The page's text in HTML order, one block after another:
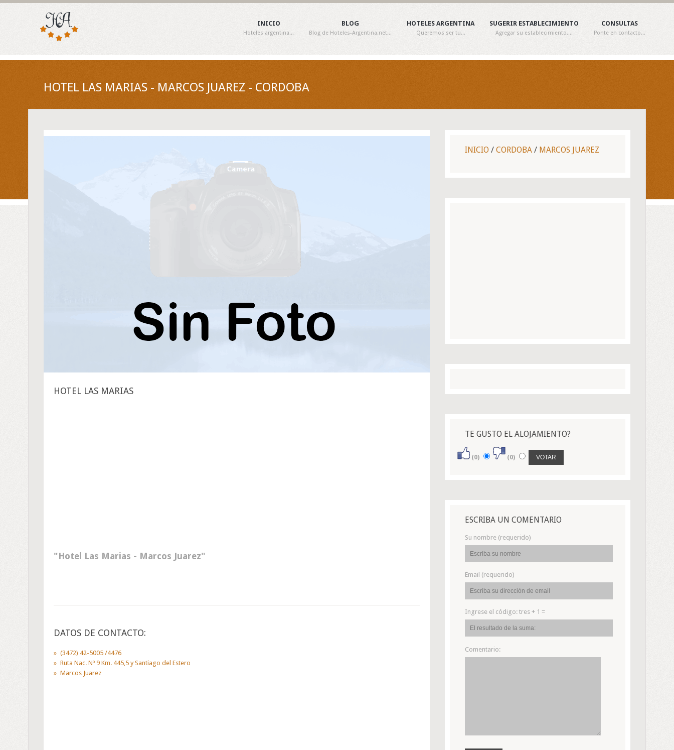
INICIO
Hoteles argentina...
BLOG
Blog de Hoteles-Argentina.net...
HOTELES ARGENTINA
Queremos ser tu...
SUGERIR ESTABLECIMIENTO
Agregar su establecimiento....
CONSULTAS
Ponte en contacto...
HOTEL LAS MARIAS - MARCOS JUAREZ - CORDOBA
HOTEL LAS MARIAS
Hotel Las Marias - Marcos Juarez
DATOS DE CONTACTO:
(3472) 42-5005 /4476
Ruta Nac. Nº 9 Km. 445,5 y Santiago del Estero
Marcos Juarez
INICIO / CORDOBA / MARCOS JUAREZ
TE GUSTO EL ALOJAMIENTO?
(0) (0)
ESCRIBA UN COMENTARIO
Su nombre (requerido)
Email (requerido)
Ingrese el código: tres + 1 =
Comentario: